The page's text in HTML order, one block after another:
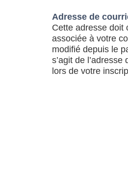
Adresse de
Cette adresse doit
associée à votre
modifié depuis le
s’agit de
lors de votre